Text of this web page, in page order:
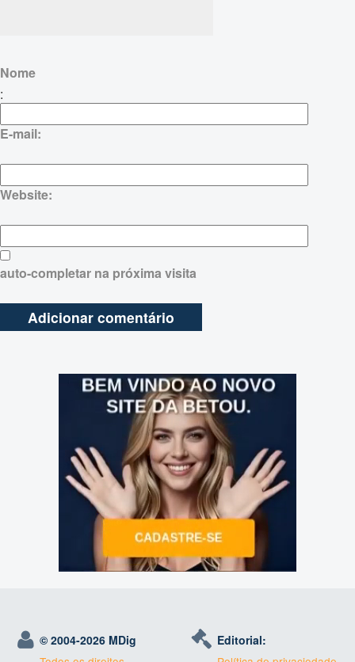
Nome
:
E-mail:
Website:
auto-completar na próxima visita
© 2004-2026 MDig
Editorial: